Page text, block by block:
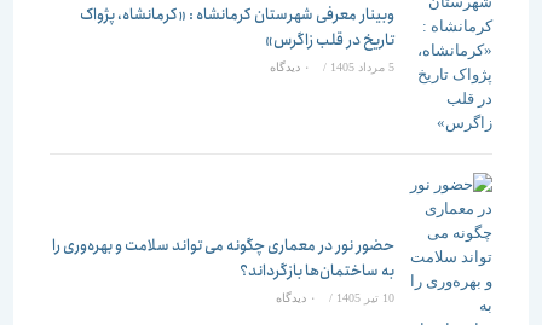
وبینار معرفی شهرستان کرمانشاه : «کرمانشاه، پژواک
تاریخ در قلب زاگرس»
5 مرداد 1405 / ۰ دیدگاه
حضور نور در معماری چگونه می تواند سلامت و بهره‌وری را
به ساختمان‌ها بازگرداند؟
/ ۰ دیدگاه